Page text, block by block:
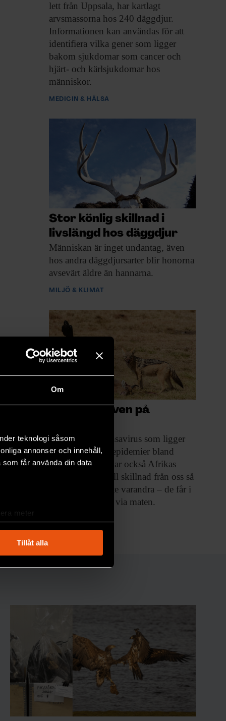
Om
teknologi såsom
annonser och innehåll,
får använda din data
meter
. Du kan ändra
Tillåt alla
lett från Uppsala, har kartlagt
arvsmassorna hos 240 däggdjur.
Informationen kan användas för att
identifiera vilka gener som ligger
bakom sjukdomar som cancer och
hjärt- och kärlsjukdomar hos
människor.
MEDICIN & HÄLSA
Stor könlig skillnad i
livslängd hos däggdjur
Människan är inget undantag, även
hos andra däggdjursarter blir honorna
avsevärt äldre än hannarna.
MILJÖ & KLIMAT
Influensa även på
Den sorts influensavirus som ligger
bakom de flesta epidemier bland
människor drabbar också Afrikas
däggdjur. Men till skillnad från oss så
smittar djuren inte varandra – de får i
stället influensan via maten.